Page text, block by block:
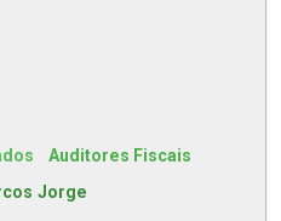
Auditores Fiscais
Jorge